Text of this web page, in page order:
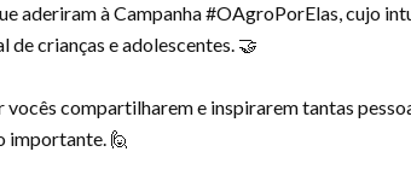
aderiram à Campanha #OAgroPorElas, cujo
de crianças e adolescentes. 🤝
vocês compartilharem e inspirarem tantas
importante. 🙋